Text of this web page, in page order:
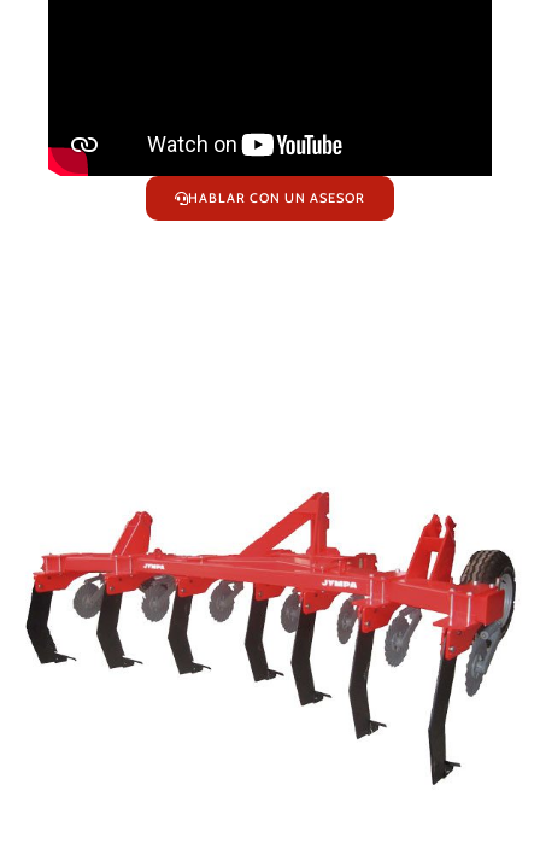
HABLAR CON UN ASESOR